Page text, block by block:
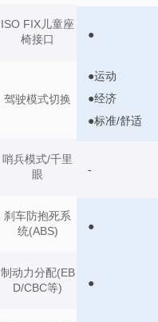
ISO FIX儿童座
椅接口
驾驶模式切换
哨兵模式/千里
眼
刹车防抱死系
统(ABS)
制动力分配(EB
D/CBC等)
●
●运动
●经济
●标准/舒适
-
●
●